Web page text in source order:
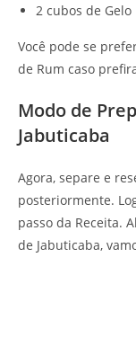
2 cubos de Gelo
Você pode se
de Rum caso
Modo de
Jabuticaba
Agora, separe e
posteriormente.
passo da Receita.
de Jabuticaba,